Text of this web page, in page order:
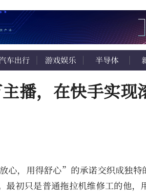
车出行 游戏娱乐 半导体
播，在快手实现
，用得舒心”的承诺交织成独特
初只是普通拖拉机维修工的他，